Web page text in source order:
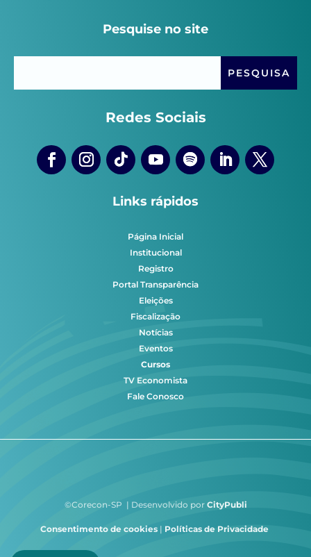
Pesquise no site
Redes Sociais
Links rápidos
Página Inicial
Institucional
Registro
Portal Transparência
Eleições
Fiscalização
Notícias
Eventos
Cursos
TV Economista
Fale Conosco
©Corecon-SP | Desenvolvido por CityPubli
Consentimento de cookies | Políticas de Privacidade